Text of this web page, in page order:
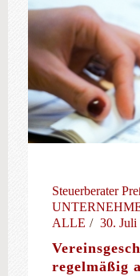
Steuerberater
ALLE
30. Juli
regelmäßig